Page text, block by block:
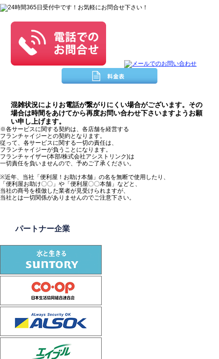
混雑状況によりお電話が繋がりにくい場合がございます。その
場合は時間をあけてから再度お問い合わせ下さいますようお願
い申し上げます。
※各サービスに関する契約は、各店舗を経営する
フランチャイジーとの契約となります。
従って、各サービスに関する一切の責任は、
フランチャイジーが負うことになります。
フランチャイザー(本部/株式会社アシストリンク)は
一切責任を負いませんので、予めご了承ください。
※近年、当社「便利屋！お助け本舗」の名を無断で使用したり、
「便利屋お助け〇〇」や「便利屋〇〇本舗」などと、
当社の商号を模倣した業者が見受けられますが、
当社とは一切関係がありませんのでご注意下さい。
パートナー企業